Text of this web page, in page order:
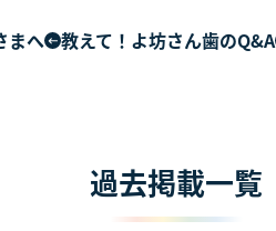
まへ 教えて！よ坊さん歯のQ&A
過去掲載一覧